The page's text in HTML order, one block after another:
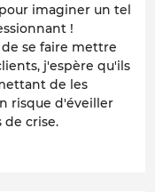
imaginer un tel
!
se faire mettre
j'espère qu'ils
de les
risque d'éveiller
crise.